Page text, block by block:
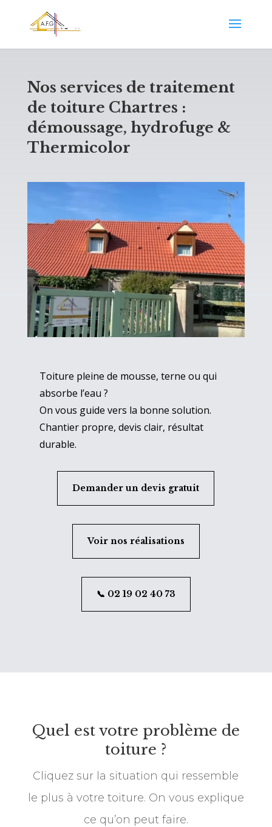
Nos services de traitement
de toiture Chartres :
démoussage, hydrofuge &
Thermicolor
Toiture pleine de mousse, terne ou qui
absorbe l’eau ?
On vous guide vers la bonne solution.
Chantier propre, devis clair, résultat
durable.
Demander un devis gratuit
Voir nos réalisations
📞 02 19 02 40 73
Quel est votre problème de
toiture ?
Cliquez sur la situation qui ressemble
le plus à votre toiture. On vous explique
ce qu’on peut faire.